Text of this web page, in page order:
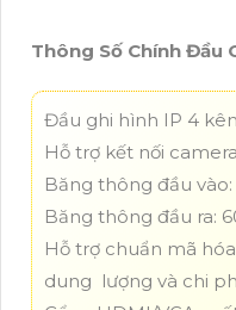
Thông Số Chính Đầu
Đầu ghi hình IP 4
Hỗ trợ kết nối
Băng thông đầu
Băng thông đầu ra:
Hỗ trợ chuẩn mã
dung lượng và chi